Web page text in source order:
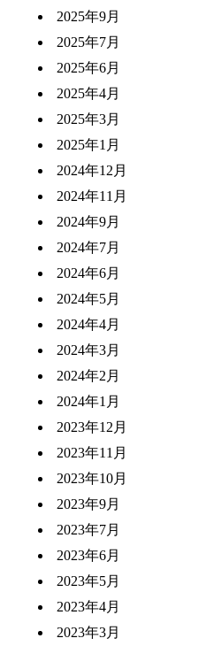
2025年9月
2025年7月
2025年6月
2025年4月
2025年3月
2025年1月
2024年12月
2024年11月
2024年9月
2024年7月
2024年6月
2024年5月
2024年4月
2024年3月
2024年2月
2024年1月
2023年12月
2023年11月
2023年10月
2023年9月
2023年7月
2023年6月
2023年5月
2023年4月
2023年3月